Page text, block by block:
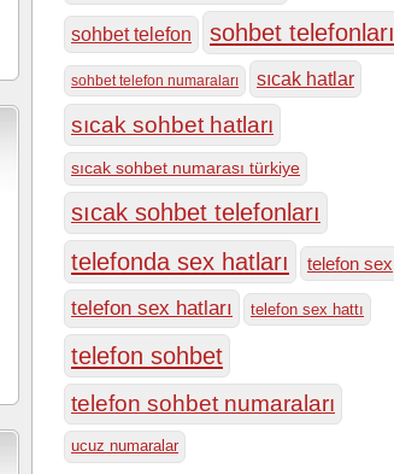
sohbet telefon sohbet telefonları
sohbet telefon numaraları sıcak hatlar
sıcak sohbet hatları
sıcak sohbet numarası türkiye
sıcak sohbet telefonları
telefonda sex hatları
telefon sex
telefon sex hatları telefon sex hattı
telefon sohbet
telefon sohbet numaraları
ucuz numaralar